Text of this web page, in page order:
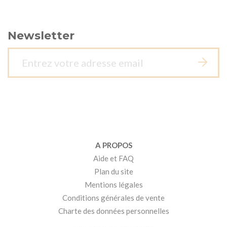
Newsletter
A PROPOS
Aide et FAQ
Plan du site
Mentions légales
Conditions générales de vente
Charte des données personnelles